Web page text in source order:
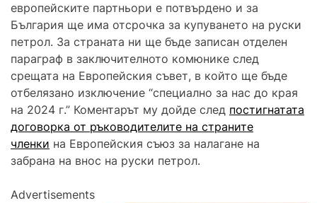
европейските партньори е потвърдено и за
България ще има отсрочка за купуването на руски
петрол. За страната ни ще бъде записан отделен
параграф в заключителното комюнике след
срещата на Европейския съвет, в който ще бъде
отбелязано изключение “специално за нас до края
на 2024 г.” Коментарът му дойде след постигнатата
договорка от ръководителите на страните
членки на Европейския съюз за налагане на
забрана на внос на руски петрол.
Advertisements